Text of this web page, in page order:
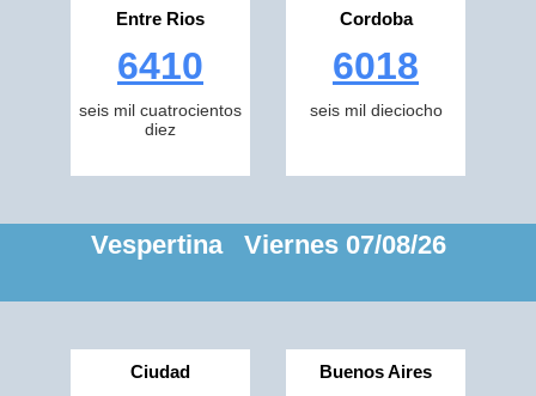
Entre Rios
6410
seis mil cuatrocientos
diez
Cordoba
6018
seis mil dieciocho
Vespertina Viernes 07/08/26
Ciudad Buenos Aires